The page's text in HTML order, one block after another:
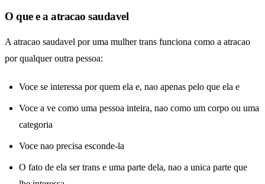
O que e a atracao saudavel
A atracao saudavel por uma mulher trans funciona como a atracao
por qualquer outra pessoa:
Voce se interessa por quem ela e, nao apenas pelo que ela e
Voce a ve como uma pessoa inteira, nao como um corpo ou uma
categoria
Voce nao precisa esconde-la
O fato de ela ser trans e uma parte dela, nao a unica parte que